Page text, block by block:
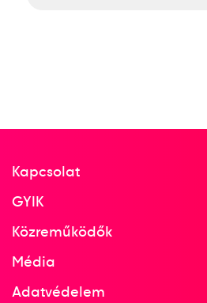
Kapcsolat
GYIK
Közreműködők
Média
Adatvédelem